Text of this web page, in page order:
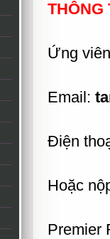
THÔNG
Ứng
Email:
Điện
Hoặc
Premier